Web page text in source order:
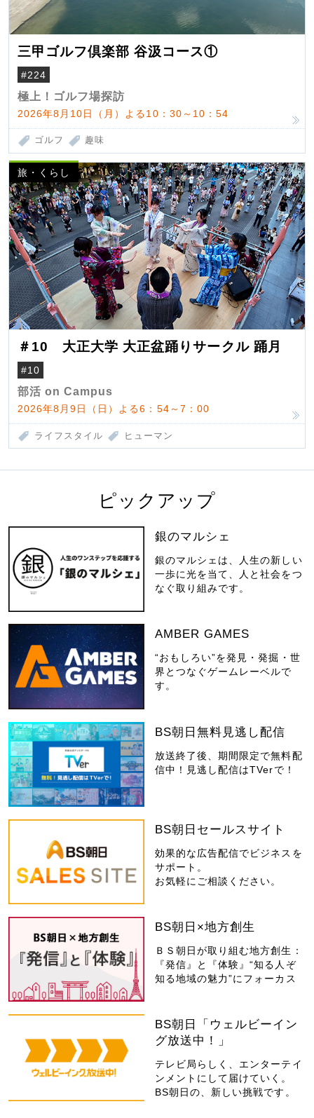
三甲ゴルフ倶楽部 谷汲コース①
#224
極上！ゴルフ場探訪
2026年8月10日（月）よる10：30～10：54
ゴルフ 趣味
旅・くらし
＃10 大正大学 大正盆踊りサークル 踊月
#10
部活 on Campus
2026年8月9日（日）よる6：54～7：00
ライフスタイル ヒューマン
ピックアップ
銀のマルシェ
銀のマルシェは、人生の新しい
一歩に光を当て、人と社会をつ
なぐ取り組みです。
AMBER GAMES
“おもしろい”を発見・発掘・世
界とつなぐゲームレーベルで
す。
BS朝日無料見逃し配信
放送終了後、期間限定で無料配
信中！見逃し配信はTVerで！
BS朝日セールスサイト
効果的な広告配信でビジネスを
サポート。
お気軽にご相談ください。
BS朝日×地方創生
ＢＳ朝日が取り組む地方創生：
『発信』と『体験』“知る人ぞ
知る地域の魅力”にフォーカス
BS朝日「ウェルビーイン
グ放送中！」
テレビ局らしく、エンターテイ
ンメントにして届けていく。
BS朝日の、新しい挑戦です。